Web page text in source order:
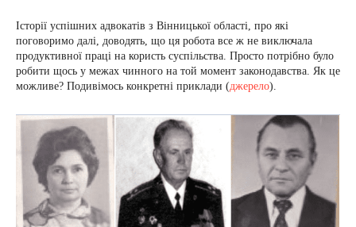
Історії успішних адвокатів з Вінницької області, про які
поговоримо далі, доводять, що ця робота все ж не виключала
продуктивної праці на користь суспільства. Просто потрібно було
робити щось у межах чинного на той момент законодавства. Як це
можливе? Подивімось конкретні приклади (джерело).